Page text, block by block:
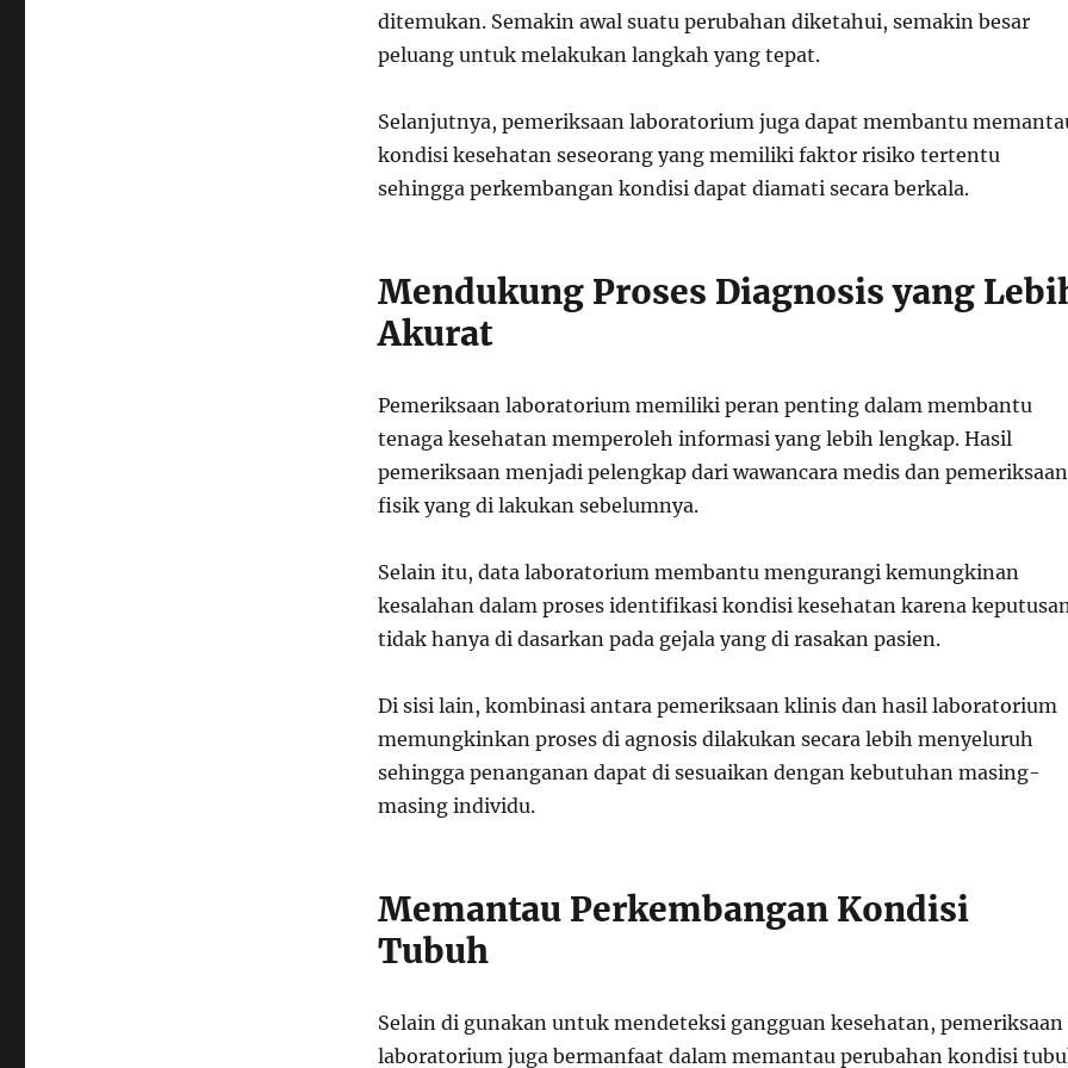
ditemukan. Semakin awal suatu perubahan diketahui, semakin besar
peluang untuk melakukan langkah yang tepat.
Selanjutnya, pemeriksaan laboratorium juga dapat membantu
kondisi kesehatan seseorang yang memiliki faktor risiko tertentu
sehingga perkembangan kondisi dapat diamati secara berkala.
Mendukung Proses Diagnosis yang
Akurat
Pemeriksaan laboratorium memiliki peran penting dalam membantu
tenaga kesehatan memperoleh informasi yang lebih lengkap. Hasil
pemeriksaan menjadi pelengkap dari wawancara medis dan pemeriksaan
fisik yang di lakukan sebelumnya.
Selain itu, data laboratorium membantu mengurangi kemungkinan
kesalahan dalam proses identifikasi kondisi kesehatan karena
tidak hanya di dasarkan pada gejala yang di rasakan pasien.
Di sisi lain, kombinasi antara pemeriksaan klinis dan hasil laboratorium
memungkinkan proses di agnosis dilakukan secara lebih menyeluruh
sehingga penanganan dapat di sesuaikan dengan kebutuhan masing-
masing individu.
Memantau Perkembangan Kondisi
Tubuh
Selain di gunakan untuk mendeteksi gangguan kesehatan, pemeriksaan
laboratorium juga bermanfaat dalam memantau perubahan kondisi